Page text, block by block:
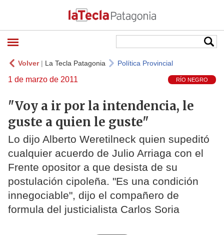
Volver| La Tecla Patagonia Política Provincial
1 de marzo de 2011 RÍO NEGRO
"Voy a ir por la intendencia, le
guste a quien le guste"
Lo dijo Alberto Weretilneck quien supeditó
cualquier acuerdo de Julio Arriaga con el
Frente opositor a que desista de su
postulación cipoleña. "Es una condición
innegociable", dijo el compañero de
formula del justicialista Carlos Soria